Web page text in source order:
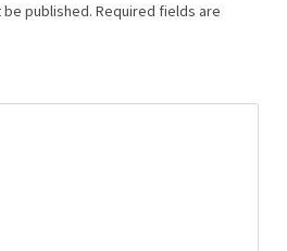
be published. Required fields are